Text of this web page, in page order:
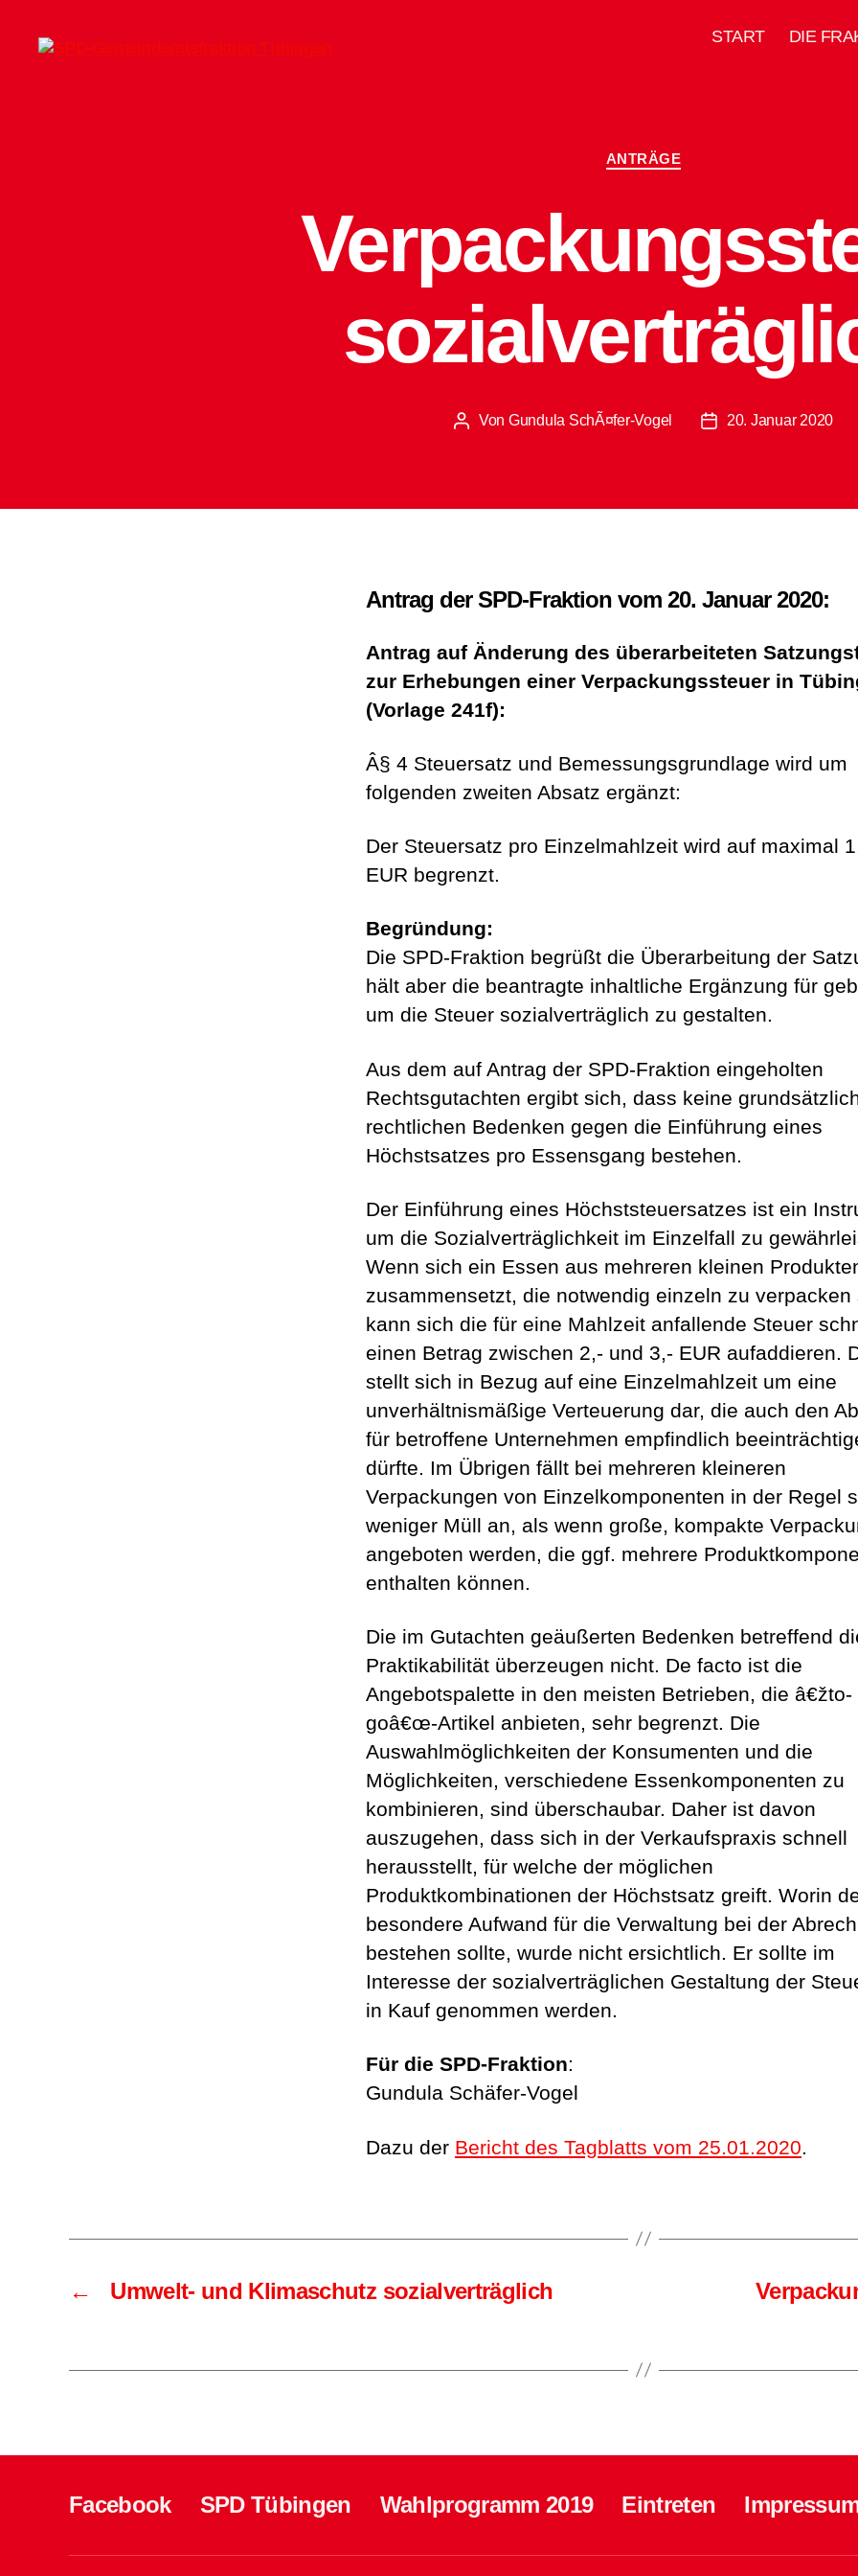
SPD-
START DIE
Kategorien
ANTRÄGE
Beitragsautor
Von Gundula SchÃ¤fer-Vogel Beitragsdatum
20. Januar 2020
Antrag der SPD-Fraktion vom 20. Januar 2020:
Antrag auf Änderung des überarbeiteten
zur Erhebungen einer Verpackungssteuer in
(Vorlage 241f):
Â§ 4 Steuersatz und Bemessungsgrundlage wird um
folgenden zweiten Absatz ergänzt:
Der Steuersatz pro Einzelmahlzeit wird auf maximal
EUR begrenzt.
Begründung:
Die SPD-Fraktion begrüßt die Überarbeitung der
hält aber die beantragte inhaltliche Ergänzung für
um die Steuer sozialverträglich zu gestalten.
Aus dem auf Antrag der SPD-Fraktion eingeholten
Rechtsgutachten ergibt sich, dass keine
rechtlichen Bedenken gegen die Einführung eines
Höchstsatzes pro Essensgang bestehen.
Der Einführung eines Höchststeuersatzes ist ein
um die Sozialverträglichkeit im Einzelfall zu
Wenn sich ein Essen aus mehreren kleinen
zusammensetzt, die notwendig einzeln zu verpacken
kann sich die für eine Mahlzeit anfallende Steuer
einen Betrag zwischen 2,- und 3,- EUR aufaddieren.
stellt sich in Bezug auf eine Einzelmahlzeit um eine
unverhältnismäßige Verteuerung dar, die auch den
für betroffene Unternehmen empfindlich
dürfte. Im Übrigen fällt bei mehreren kleineren
Verpackungen von Einzelkomponenten in der Regel
weniger Müll an, als wenn große, kompakte
angeboten werden, die ggf. mehrere
enthalten können.
Die im Gutachten geäußerten Bedenken betreffend
Praktikabilität überzeugen nicht. De facto ist die
Angebotspalette in den meisten Betrieben, die â€žto-
goâ€œ-Artikel anbieten, sehr begrenzt. Die
Auswahlmöglichkeiten der Konsumenten und die
Möglichkeiten, verschiedene Essenkomponenten zu
kombinieren, sind überschaubar. Daher ist davon
auszugehen, dass sich in der Verkaufspraxis schnell
herausstellt, für welche der möglichen
Produktkombinationen der Höchstsatz greift. Worin
besondere Aufwand für die Verwaltung bei der
bestehen sollte, wurde nicht ersichtlich. Er sollte im
Interesse der sozialverträglichen Gestaltung der
in Kauf genommen werden.
Für die SPD-Fraktion:
Gundula Schäfer-Vogel
Dazu der Bericht des Tagblatts vom 25.01.2020
← Umwelt- und Klimaschutz sozialverträglich
Facebook SPD Tübingen Wahlprogramm 2019 Eintreten